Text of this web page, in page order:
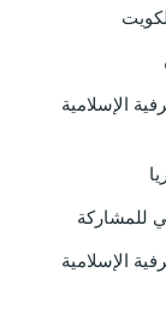
الإسلامية
للمشاركة
الإسلامية